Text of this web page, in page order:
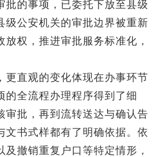
批的事项，已委托下放至县级
级公安机关的审批边界被重新
权，推进审批服务标准化，
直观的变化体现在办事环节
的全流程办理程序得到了细
审批，再到流转送达与确认告
文书式样都有了明确依据。依
撤销重复户口等特定情形，